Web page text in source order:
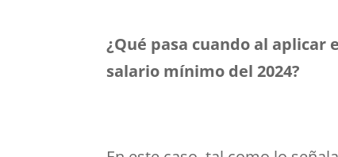
¿Qué pasa cuando al aplicar
salario mínimo del 2024?